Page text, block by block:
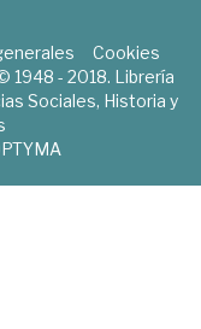
Cookies
1948 - 2018. Librería
Sociales, Historia y